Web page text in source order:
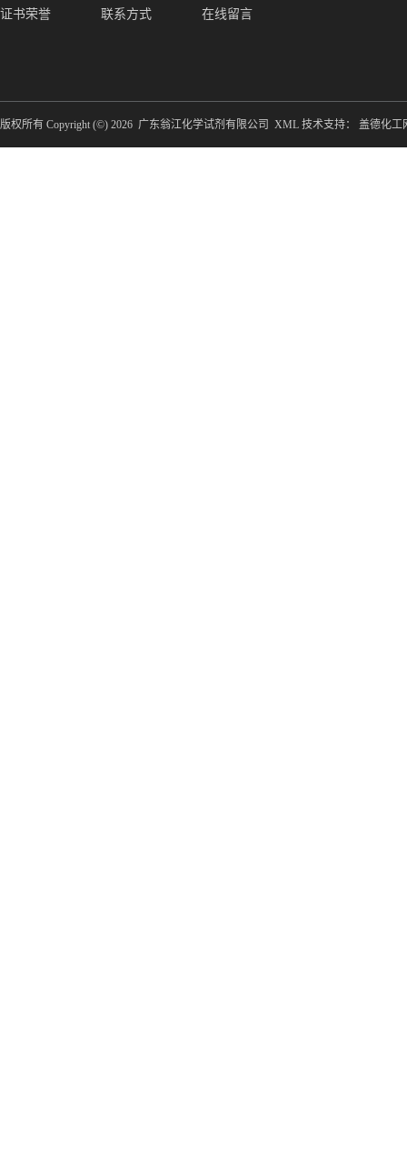
证书荣誉 联系方式 在线留言
版权所有 Copyright (©) 2026 广东翁江化学试剂有限公司 XML 技术支持： 盖德化工